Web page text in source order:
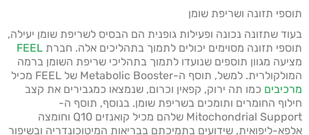
תוספי תזונה ושריפת שומן
בעוד שתזונה נכונה ופעילות גופנית הם הבסיס לשריפת שומן יעילה,
תוספי תזונה מסוימים יכולים לתמוך בתהליכים אלה. חברת FEEL
מציעה מגוון תוספים שנועדו לתמוך בתהליכי שריפת השומן ברמה
המולקולרית. למשל, תוסף ה-Metabolic Booster של FEEL מכיל
מרכיבים כמו תה ירוק, קפאין וכרום, שנמצאו כמגבירים את קצב
חילוף החומרים ותומכים בשריפת שומן. בנוסף, תוסף ה-
Mitochondrial Support שלהם מכיל קואנזים Q10 וחומצה
אלפא-ליפואית, שידועים בתמיכתם בבריאות המיטוכונדריה ובשיפור